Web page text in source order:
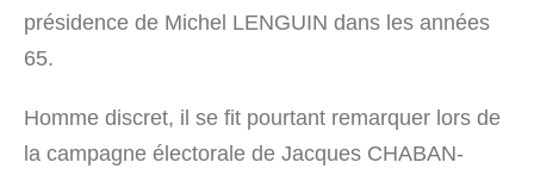
présidence de Michel LENGUIN dans les années
65.
Homme discret, il se fit pourtant remarquer lors de
la campagne électorale de Jacques CHABAN-